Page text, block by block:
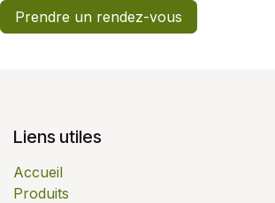
Prendre un rendez-vous
Liens utiles
Accueil
Produits